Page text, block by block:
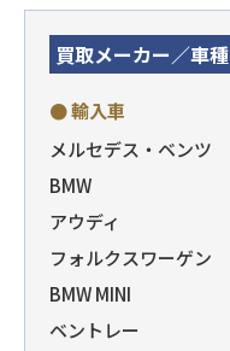
買取メーカー／車種
● 輸入車
メルセデス・ベンツ
BMW
アウディ
フォルクスワーゲン
BMW MINI
ベントレー